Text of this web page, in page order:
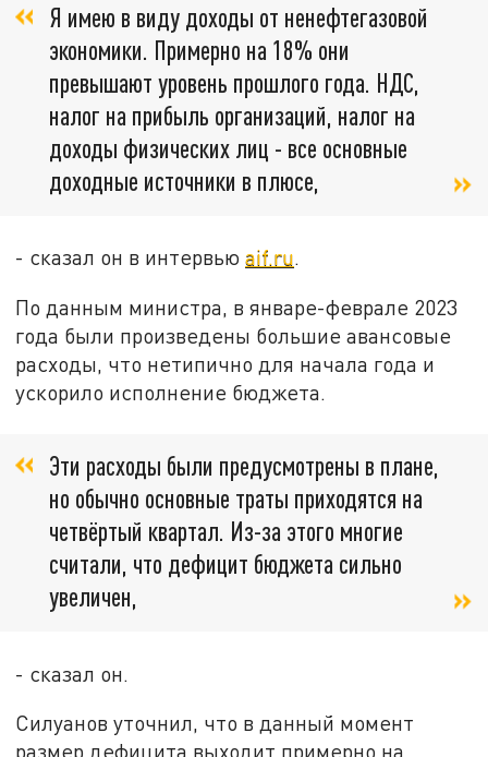
Я имею в виду доходы от ненефтегазовой
экономики. Примерно на 18% они
превышают уровень прошлого года. НДС,
налог на прибыль организаций, налог на
доходы физических лиц - все основные
доходные источники в плюсе,
- сказал он в интервьюaif.ru.
По данным министра, в январе-феврале 2023
года были произведены большие авансовые
расходы, что нетипично для начала года и
ускорило исполнение бюджета.
Эти расходы были предусмотрены в плане,
но обычно основные траты приходятся на
четвёртый квартал. Из-за этого многие
считали, что дефицит бюджета сильно
увеличен,
- сказал он.
Силуанов уточнил, что в данный момент
размер дефицита выходит примерно на